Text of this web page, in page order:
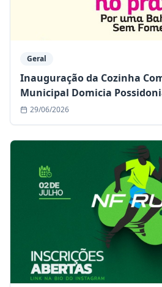
Geral
Inauguração da Cozinha
Municipal Domicia
29/06/2026